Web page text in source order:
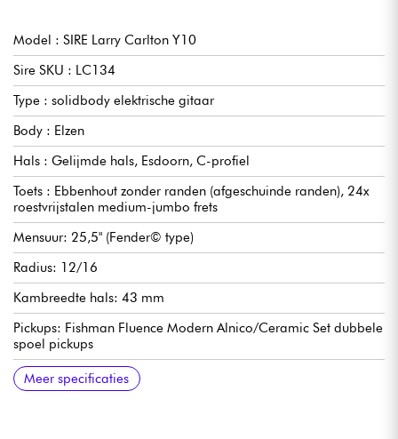
Model : SIRE Larry Carlton Y10
Sire SKU : LC134
Type : solidbody elektrische gitaar
Body : Elzen
Hals : Gelijmde hals, Esdoorn, C-profiel
Toets : Ebbenhout zonder randen (afgeschuinde randen), 24x
roestvrijstalen medium-jumbo frets
Mensuur: 25,5" (Fender© type)
Radius: 12/16
Kambreedte hals: 43 mm
Pickups: Fishman Fluence Modern Alnico/Ceramic Set dubbele
spoel pickups
Bedieningselementen: Volume (Push/Pull voor Voice2), Toon
(Push/Pull voor Coil Split), pickupschakelaar met 3x positie
Brug: Gotoh 510TS-FE1 traditionele vibratobrug (Steel Block)
Stemmechanieken: Standaard Premium locking mechanieken
Afwerking: hoogglans
Meer specificaties